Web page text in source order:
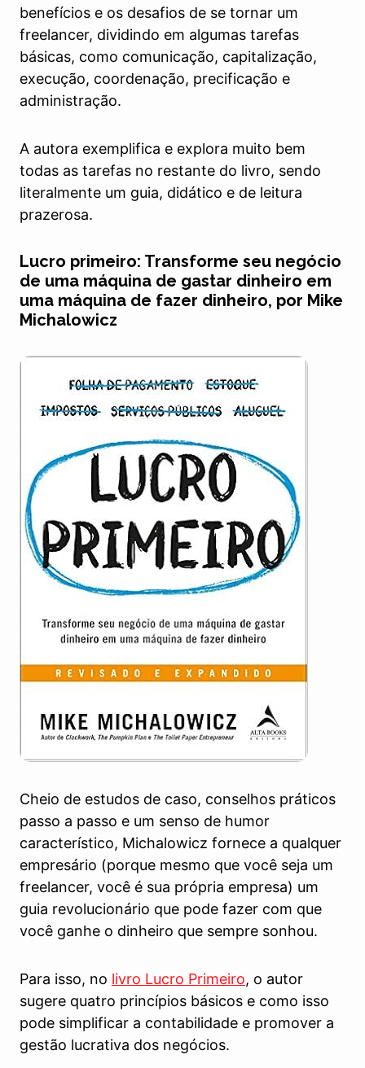
benefícios e os desafios de se tornar um
freelancer, dividindo em algumas tarefas
básicas, como comunicação, capitalização,
execução, coordenação, precificação e
administração.
A autora exemplifica e explora muito bem
todas as tarefas no restante do livro, sendo
literalmente um guia, didático e de leitura
prazerosa.
Lucro primeiro: Transforme seu negócio
de uma máquina de gastar dinheiro em
uma máquina de fazer dinheiro, por Mike
Michalowicz
Cheio de estudos de caso, conselhos práticos
passo a passo e um senso de humor
característico, Michalowicz fornece a qualquer
empresário (porque mesmo que você seja um
freelancer, você é sua própria empresa) um
guia revolucionário que pode fazer com que
você ganhe o dinheiro que sempre sonhou.
Para isso, no livro Lucro Primeiro, o autor
sugere quatro princípios básicos e como isso
pode simplificar a contabilidade e promover a
gestão lucrativa dos negócios.